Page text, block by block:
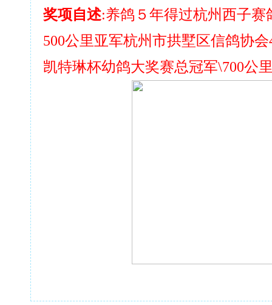
奖项自述:养鸽５年得过杭州西子
500公里亚军杭州市拱墅区信鸽协
凯特琳杯幼鸽大奖赛总冠军\700公